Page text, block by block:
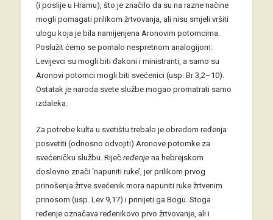
(i poslije u Hramu), što je značilo da su na razne načine
mogli pomagati prilikom žrtvovanja, ali nisu smjeli vršiti
ulogu koja je bila namijenjena Aronovim potomcima.
Poslužit ćemo se pomalo nespretnom analogijom:
Levijevci su mogli biti đakoni i ministranti, a samo su
Aronovi potomci mogli biti svećenici (usp. Br 3,2–10).
Ostatak je naroda svete službe mogao promatrati samo
izdaleka.
Za potrebe kulta u svetištu trebalo je obredom ređenja
posvetiti (odnosno odvojiti) Aronove potomke za
svećeničku službu. Riječ ređenjena hebrejskom
doslovno znači ‘napuniti ruke’, jer prilikom prvog
prinošenja žrtve svećenik mora napuniti ruke žrtvenim
prinosom (usp. Lev 9,17) i prinijeti ga Bogu. Stoga
ređenje označava ređenikovo prvo žrtvovanje, ali i